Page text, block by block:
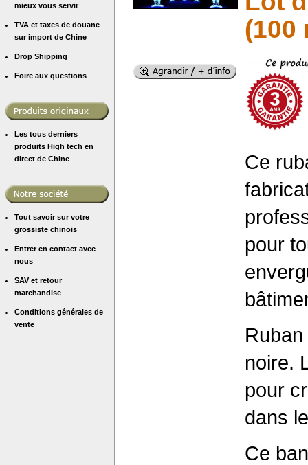
mieux vous servir
TVA et taxes de douane
sur import de Chine
Drop Shipping
Foire aux questions
Les tous derniers
produits High tech en
direct de Chine
Tout savoir sur votre
grossiste chinois
Entrer en contact avec
nous
SAV et retour
marchandise
Conditions générales de
vente
(100
Ce
pour
noire.
pour
dans
Ce